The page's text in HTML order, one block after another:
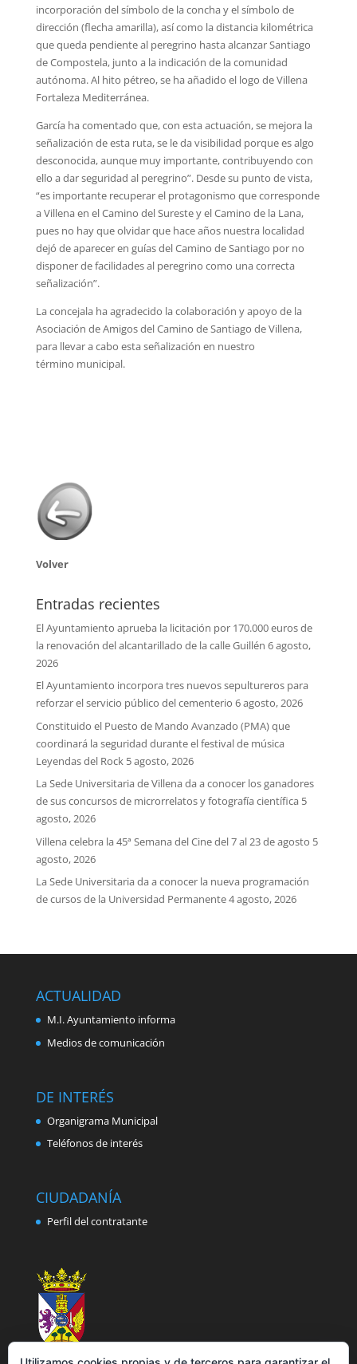
incorporación del símbolo de la concha y el símbolo de
dirección (flecha amarilla), así como la distancia kilométrica
que queda pendiente al peregrino hasta alcanzar Santiago
de Compostela, junto a la indicación de la comunidad
autónoma. Al hito pétreo, se ha añadido el logo de Villena
Fortaleza Mediterránea.
García ha comentado que, con esta actuación, se mejora la
señalización de esta ruta, se le da visibilidad porque es algo
desconocida, aunque muy importante, contribuyendo con
ello a dar seguridad al peregrino”. Desde su punto de vista,
“es importante recuperar el protagonismo que corresponde
a Villena en el Camino del Sureste y el Camino de la Lana,
pues no hay que olvidar que hace años nuestra localidad
dejó de aparecer en guías del Camino de Santiago por no
disponer de facilidades al peregrino como una correcta
señalización”.
La concejala ha agradecido la colaboración y apoyo de la
Asociación de Amigos del Camino de Santiago de Villena,
para llevar a cabo esta señalización en nuestro
término municipal.
Volver
Entradas recientes
El Ayuntamiento aprueba la licitación por 170.000 euros de
la renovación del alcantarillado de la calle Guillén 6 agosto,
2026
El Ayuntamiento incorpora tres nuevos sepultureros para
reforzar el servicio público del cementerio 6 agosto, 2026
Constituido el Puesto de Mando Avanzado (PMA) que
coordinará la seguridad durante el festival de música
Leyendas del Rock 5 agosto, 2026
La Sede Universitaria de Villena da a conocer los ganadores
de sus concursos de microrrelatos y fotografía científica 5
agosto, 2026
Villena celebra la 45ª Semana del Cine del 7 al 23 de agosto 5
agosto, 2026
La Sede Universitaria da a conocer la nueva programación
de cursos de la Universidad Permanente4 agosto, 2026
ACTUALIDAD
M.I. Ayuntamiento informa
Medios de comunicación
DE INTERÉS
Organigrama Municipal
Teléfonos de interés
CIUDADANÍA
Perfil del contratante